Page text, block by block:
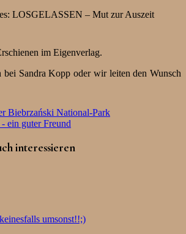
LOSGELASSEN – Mut zur Auszeit
im Eigenverlag.
Sandra Kopp oder wir leiten den Wunsch
Biebrzański National-Park
ein guter Freund
interessieren